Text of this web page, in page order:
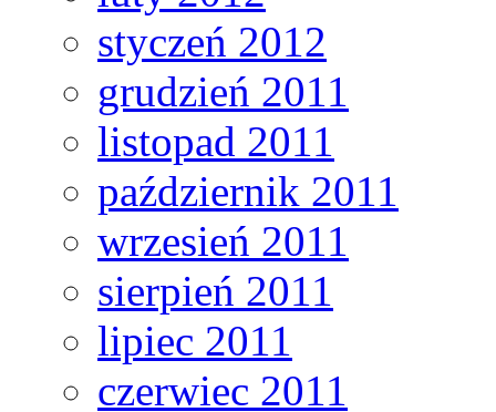
styczeń 2012
grudzień 2011
listopad 2011
październik 2011
wrzesień 2011
sierpień 2011
lipiec 2011
czerwiec 2011